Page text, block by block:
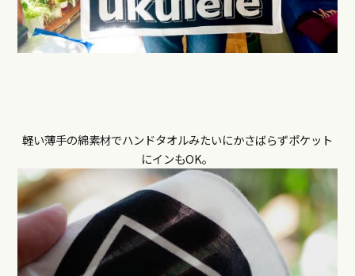
軽い薄手の綿素材でハンドタオルみたいにかさばらずポケット
にインもOK。